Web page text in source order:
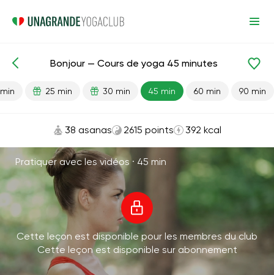
Leçons prêtes Énergie
Bonjour — Cours de yoga 45 minutes
25 min 30 min 45 min 60 min 90 min
38 asanas 2615 points 392 kcal
Pratiquer avec les vidéos · 45 min
Cette leçon est disponible pour les membres du club
Cette leçon est disponible sur abonnement